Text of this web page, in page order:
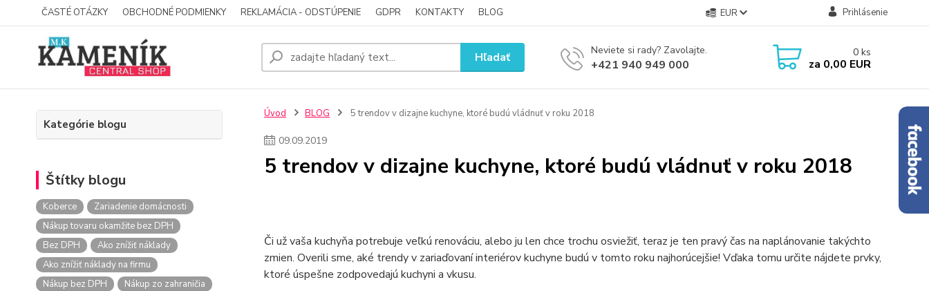
ČASTÉ OTÁZKY OBCHODNÉ PODMIENKY REKLAMÁCIA - ODSTÚPENIE GDPR KONTAKTY BLOG EUR Prihlásenie
Hľadať Neviete si rady? Zavolajte.
+421 940 949 000
0 ks
za 0,00 EUR
Kategórie blogu
Štítky blogu
Koberce
Zariadenie domácnosti
Nákup tovaru okamžite bez DPH
Bez DPH
Ako znížiť náklady
Ako znížiť náklady na firmu
Nákup bez DPH
Nákup zo zahraničia
Úvod BLOG 5 trendov v dizajne kuchyne, ktoré budú vládnuť v roku 2018
09.09.2019
5 trendov v dizajne kuchyne, ktoré budú vládnuť v roku 2018
Či už vaša kuchyňa potrebuje veľkú renováciu, alebo ju len chce trochu osviežiť, teraz je ten pravý čas na naplánovanie takýchto
zmien. Overili sme, aké trendy v zariaďovaní interiérov kuchyne budú v tomto roku najhorúcejšie! Vďaka tomu určite nájdete prvky,
ktoré úspešne zodpovedajú kuchyni a vkusu.